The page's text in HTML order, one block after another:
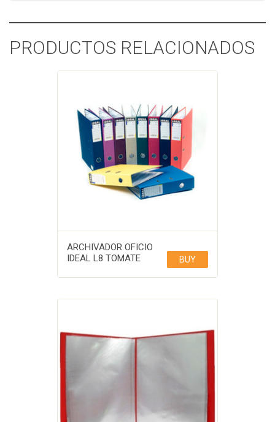
PRODUCTOS RELACIONADOS
ARCHIVADOR OFICIO
IDEAL L8 TOMATE
BUY